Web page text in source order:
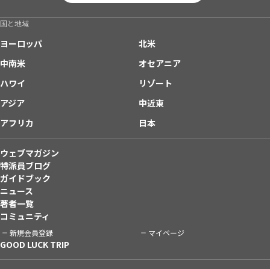
国と地域
ヨーロッパ
北米
中南米
オセアニア
ハワイ
リゾート
アジア
中近東
アフリカ
日本
ウェブマガジン
特派員ブログ
ガイドブック
ニュース
著者一覧
コミュニティ
新規会員登録 マイページ
GOOD LUCK TRIP